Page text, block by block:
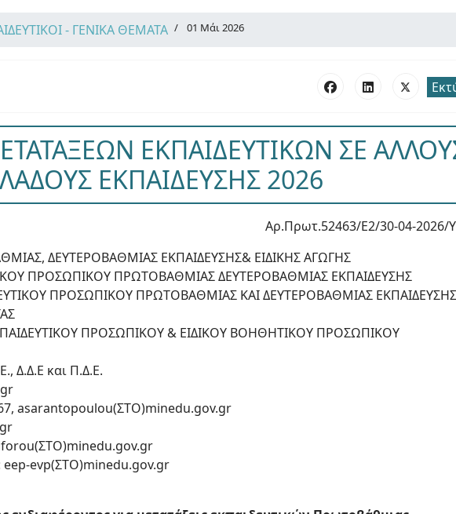
- ΓΕΝΙΚΑ ΘΕΜΑΤΑ 01 Μάι 2026
ΕΚΠΑΙΔΕΥΤΙΚΩΝ ΣΕ
ΕΚΠΑΙΔΕΥΣΗΣ 2026
Αρ.Πρωτ.52463/E2/30-04-2026/
ΔΕΥΤΕΡΟΒΑΘΜΙΑΣ ΕΚΠΑΙΔΕΥΣΗΣ& ΕΙΔΙΚΗΣ ΑΓΩΓΗΣ
ΠΡΟΣΩΠΙΚΟΥ ΠΡΩΤΟΒΑΘΜΙΑΣ ΔΕΥΤΕΡΟΒΑΘΜΙΑΣ ΕΚΠΑΙΔΕΥΣΗΣ
ΠΡΟΣΩΠΙΚΟΥ ΠΡΩΤΟΒΑΘΜΙΑΣ ΚΑΙ ΔΕΥΤΕΡΟΒΑΘΜΙΑΣ ΕΚΠΑΙΔΕΥΣΗΣ
ΠΡΟΣΩΠΙΚΟΥ & ΕΙΔΙΚΟΥ ΒΟΗΘΗΤΙΚΟΥ ΠΡΟΣΩΠΙΚΟΥ
Δ.Δ.Ε και Π.Δ.Ε.
asarantopoulou(ΣΤΟ)minedu.gov.gr
evp(ΣΤΟ)minedu.gov.gr